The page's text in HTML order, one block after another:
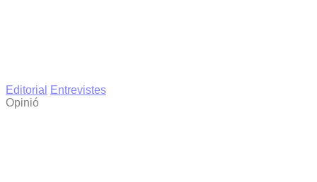
Editorial
Entrevistes
Opinió